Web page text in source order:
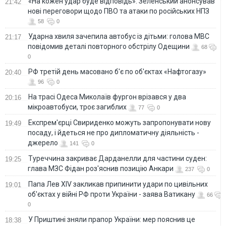
21:42
нові переговори щодо ПВО та атаки по російських НПЗ
58 0
21:17
Ударна хвиля зачепила автобус із дітьми: голова МВС
повідомив деталі повторного обстрілу Одещини
68
0
20:40 РФ третій день масовано б'є по об'єктах «Нафтогазу»
96 0
20:16
На трасі Одеса Миколаїв фургон врізався у два
мікроавтобуси, троє загиблих
77 0
19:49
Експрем'єрці Свириденко можуть запропонувати нову
посаду, і йдеться не про дипломатичну діяльність -
джерело
141 0
19:25
Туреччина закриває Дарданелли для частини суден:
глава МЗС Фідан роз'яснив позицію Анкари
237 0
19:01
Папа Лев XIV закликав припинити удари по цивільних
об'єктах у війні РФ проти України - заява Ватикану
66
0
18:38
У Приштині зняли прапор України: мер пояснив це